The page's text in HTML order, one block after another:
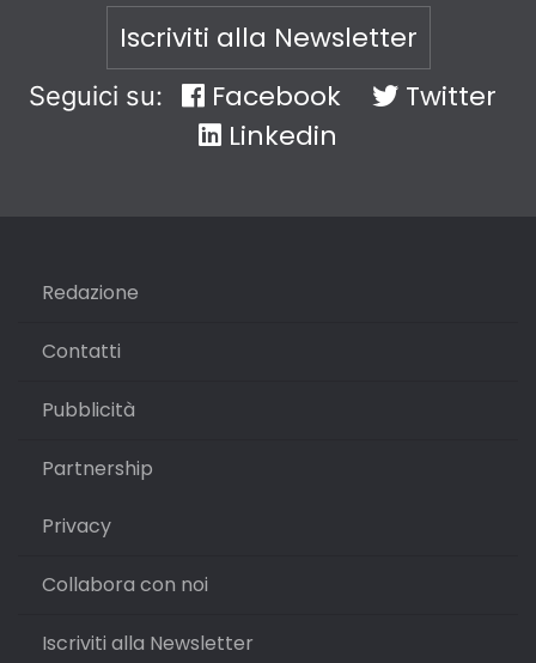
Iscriviti alla Newsletter
Seguici su: Facebook
Twitter
Linkedin
Redazione
Contatti
Pubblicità
Partnership
Privacy
Collabora con noi
Iscriviti alla Newsletter